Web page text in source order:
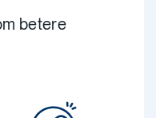
betere